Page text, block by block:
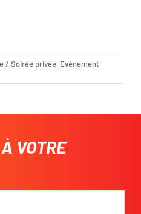
/ Soirée privée, Evénement
VOTRE